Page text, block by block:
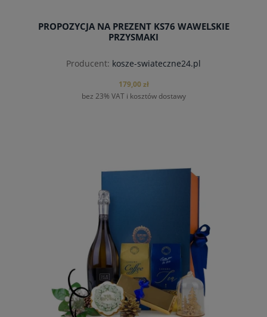
PROPOZYCJA NA PREZENT KS76 WAWELSKIE
PRZYSMAKI
Producent: kosze-swiateczne24.pl
179,00 zł
bez 23% VAT i kosztów dostawy